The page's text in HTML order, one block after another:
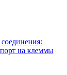
на клеммы